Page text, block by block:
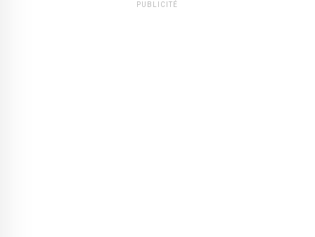
PUBLICITÉ